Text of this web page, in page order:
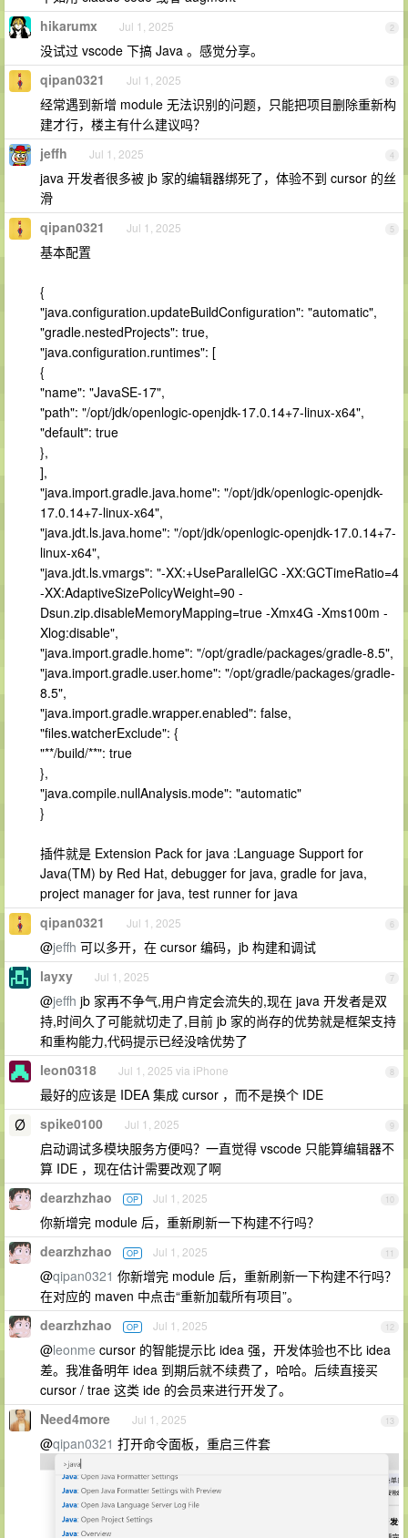
2
hikarumx Jul 1, 2025
没试过 vscode 下搞 Java 。感觉分享。
3
qipan0321 Jul 1, 2025
经常遇到新增 module 无法识别的问题，只能把项目删除重新构
建才行，楼主有什么建议吗？
4
jeffh Jul 1, 2025
java 开发者很多被 jb 家的编辑器绑死了，体验不到 cursor 的丝
滑
5
qipan0321 Jul 1, 2025
基本配置
{
"java.configuration.updateBuildConfiguration": "automatic",
"gradle.nestedProjects": true,
"java.configuration.runtimes": [
{
"name": "JavaSE-17",
"path": "/opt/jdk/openlogic-openjdk-17.0.14+7-linux-x64",
"default": true
},
],
"java.import.gradle.java.home": "/opt/jdk/openlogic-openjdk-
17.0.14+7-linux-x64",
"java.jdt.ls.java.home": "/opt/jdk/openlogic-openjdk-17.0.14+7-
linux-x64",
"java.jdt.ls.vmargs": "-XX:+UseParallelGC -XX:GCTimeRatio=4
-XX:AdaptiveSizePolicyWeight=90 -
Dsun.zip.disableMemoryMapping=true -Xmx4G -Xms100m -
Xlog:disable",
"java.import.gradle.home": "/opt/gradle/packages/gradle-8.5",
"java.import.gradle.user.home": "/opt/gradle/packages/gradle-
8.5",
"java.import.gradle.wrapper.enabled": false,
"files.watcherExclude": {
"**/build/**": true
},
"java.compile.nullAnalysis.mode": "automatic"
}
插件就是 Extension Pack for java :Language Support for
Java(TM) by Red Hat, debugger for java, gradle for java,
project manager for java, test runner for java
6
qipan0321 Jul 1, 2025
@jeffh 可以多开，在 cursor 编码，jb 构建和调试
7
layxy Jul 1, 2025
@jeffh jb 家再不争气,用户肯定会流失的,现在 java 开发者是双
持,时间久了可能就切走了,目前 jb 家的尚存的优势就是框架支持
和重构能力,代码提示已经没啥优势了
8
leon0318 Jul 1, 2025 via iPhone
最好的应该是 IDEA 集成 cursor ，而不是换个 IDE
9
spike0100 Jul 1, 2025
启动调试多模块服务方便吗？一直觉得 vscode 只能算编辑器不
算 IDE ，现在估计需要改观了啊
10
dearzhzhao OP Jul 1, 2025
你新增完 module 后，重新刷新一下构建不行吗？
11
dearzhzhao OP Jul 1, 2025
@qipan0321 你新增完 module 后，重新刷新一下构建不行吗？
在对应的 maven 中点击“重新加载所有项目”。
12
dearzhzhao OP Jul 1, 2025
@leonme cursor 的智能提示比 idea 强，开发体验也不比 idea
差。我准备明年 idea 到期后就不续费了，哈哈。后续直接买
cursor / trae 这类 ide 的会员来进行开发了。
13
Need4more Jul 1, 2025
@qipan0321 打开命令面板，重启三件套